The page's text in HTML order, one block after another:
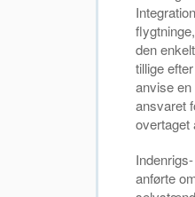
den
tillige
anvise
ansvaret
overtaget
anførte